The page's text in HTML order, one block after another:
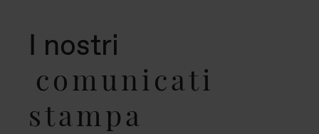
I nostri
comunicati
stampa